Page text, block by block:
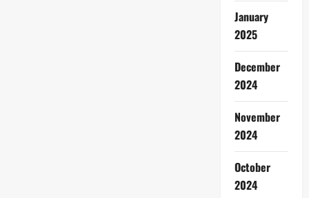
January
2025
December
2024
November
2024
October
2024